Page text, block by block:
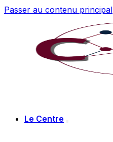
Passer au contenu principal
Le Centre